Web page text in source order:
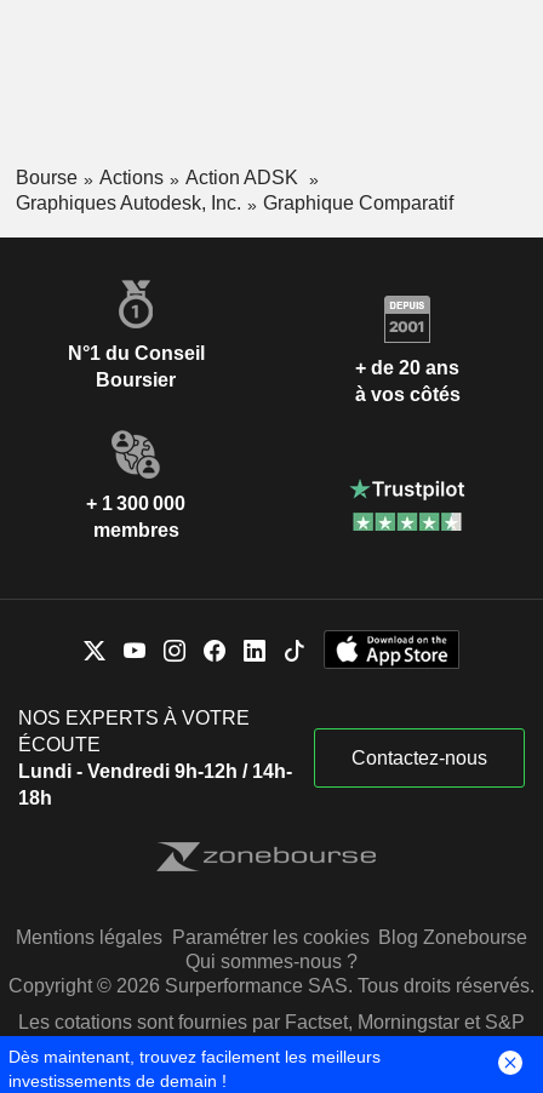
Bourse Actions
Action ADSK
Graphiques Autodesk, Inc.
Graphique Comparatif
N°1 du Conseil
Boursier
+ de 20 ans
à vos côtés
+ 1 300 000
membres
NOS EXPERTS À VOTRE
ÉCOUTE
Lundi - Vendredi 9h-12h / 14h-
18h
Contactez-nous
Mentions légales Paramétrer les cookies Blog Zonebourse
Qui sommes-nous ?
Copyright © 2026 Surperformance SAS. Tous droits réservés.
Les cotations sont fournies par Factset, Morningstar et S&P
Capital IQ
Dès maintenant, trouvez facilement les meilleurs
investissements de demain !